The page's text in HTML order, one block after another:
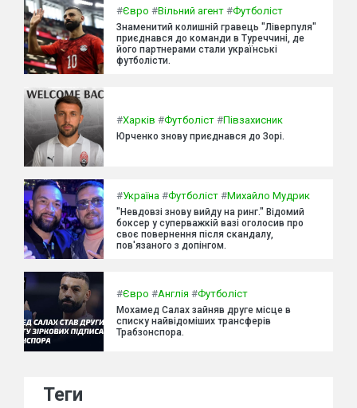
#Євро #Вільний агент #Футболіст
Знаменитий колишній гравець "Ліверпуля"
приєднався до команди в Туреччині, де
його партнерами стали українські
футболісти.
#Харків #Футболіст #Півзахисник
Юрченко знову приєднався до Зорі.
#Україна #Футболіст #Михайло Мудрик
"Невдовзі знову вийду на ринг." Відомий
боксер у суперважкій вазі оголосив про
своє повернення після скандалу,
пов'язаного з допінгом.
#Євро #Англія #Футболіст
Мохамед Салах зайняв друге місце в
списку найвідоміших трансферів
Трабзонспора.
Теги